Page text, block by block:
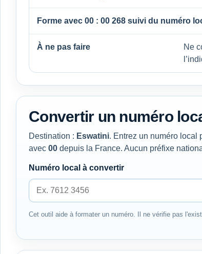
Forme avec 00 : 00 268 suivi du numéro
À ne pas faire Ne
Convertir un numéro
Destination : Eswatini. Entrez un numéro local
avec 00 depuis la France. Aucun préfixe
Numéro local à convertir
Cet outil aide à formater un numéro. Il ne vérifie pas